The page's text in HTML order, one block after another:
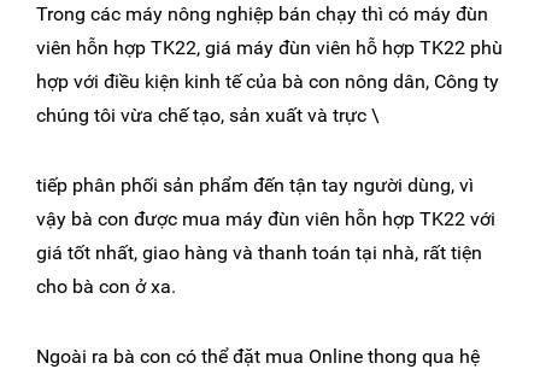
Trong các máy nông nghiệp bán chạy thì có máy đùn
viên hỗn hợp TK22, giá máy đùn viên hỗ hợp TK22 phù
hợp với điều kiện kinh tế của bà con nông dân, Công ty
chúng tôi vừa chế tạo, sản xuất và trực \
tiếp phân phối sản phẩm đến tận tay người dùng, vì
vậy bà con được mua máy đùn viên hỗn hợp TK22 với
giá tốt nhất, giao hàng và thanh toán tại nhà, rất tiện
cho bà con ở xa.
Ngoài ra bà con có thể đặt mua Online thong qua hệ